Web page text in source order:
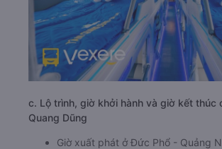
c. Lộ trình, giờ khởi hành và giờ kết thúc
Quang Dũng
Giờ xuất phát ở Đức Phổ - Quảng